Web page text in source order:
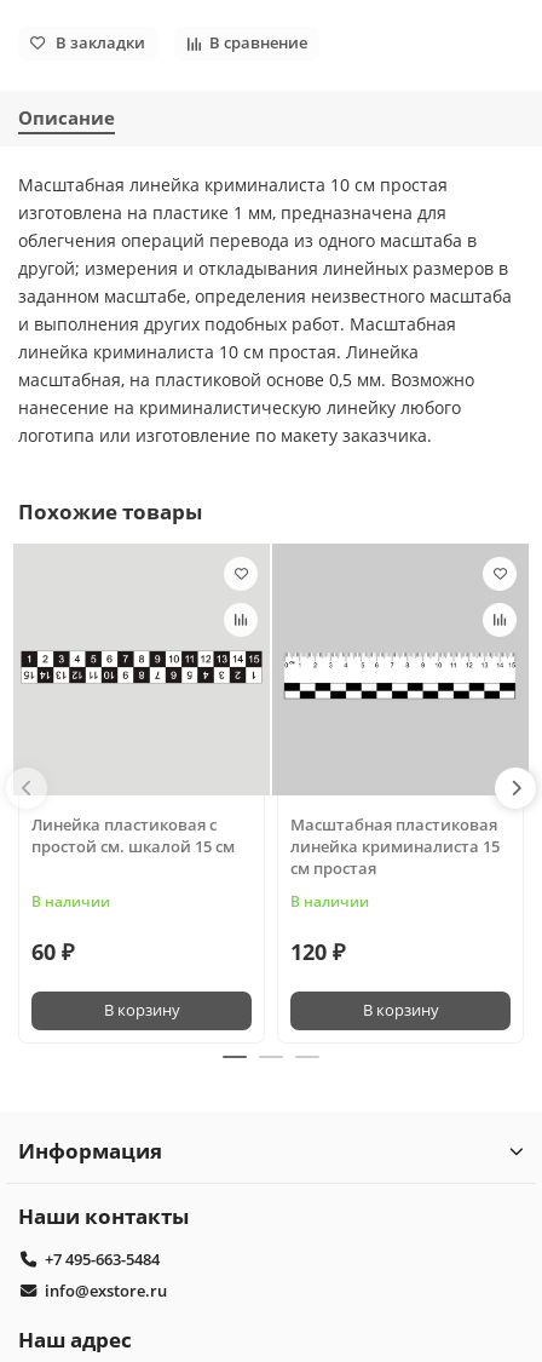
В закладки В сравнение
Описание
Масштабная линейка криминалиста 10 см простая
изготовлена на пластике 1 мм, предназначена для
облегчения операций перевода из одного масштаба в
другой; измерения и откладывания линейных размеров в
заданном масштабе, определения неизвестного масштаба
и выполнения других подобных работ. Масштабная
линейка криминалиста 10 см простая. Линейка
масштабная, на пластиковой основе 0,5 мм. Возможно
нанесение на криминалистическую линейку любого
логотипа или изготовление по макету заказчика.
Похожие товары
Линейка пластиковая с
простой см. шкалой 15 см
В наличии
60 ₽
В корзину
Масштабная пластиковая
линейка криминалиста 15
см простая
В наличии
120 ₽
В корзину
Информация
Наши контакты
+7 495-663-5484
info@exstore.ru
Наш адрес